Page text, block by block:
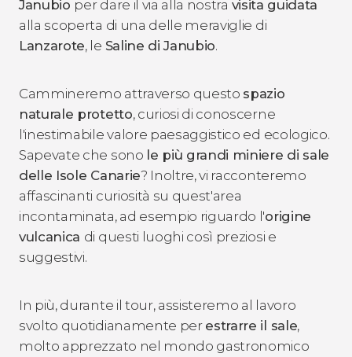
Janubio per dare il via alla nostra visita guidata
alla scoperta di una delle meraviglie di
Lanzarote, le Saline di Janubio.
Cammineremo attraverso questo spazio
naturale protetto, curiosi di conoscerne
l'inestimabile valore paesaggistico ed ecologico.
Sapevate che sono le più grandi miniere di sale
delle Isole Canarie? Inoltre, vi racconteremo
affascinanti curiosità su quest'area
incontaminata, ad esempio riguardo l'origine
vulcanica di questi luoghi così preziosi e
suggestivi.
In più, durante il tour, assisteremo al lavoro
svolto quotidianamente per estrarre il sale,
molto apprezzato nel mondo gastronomico